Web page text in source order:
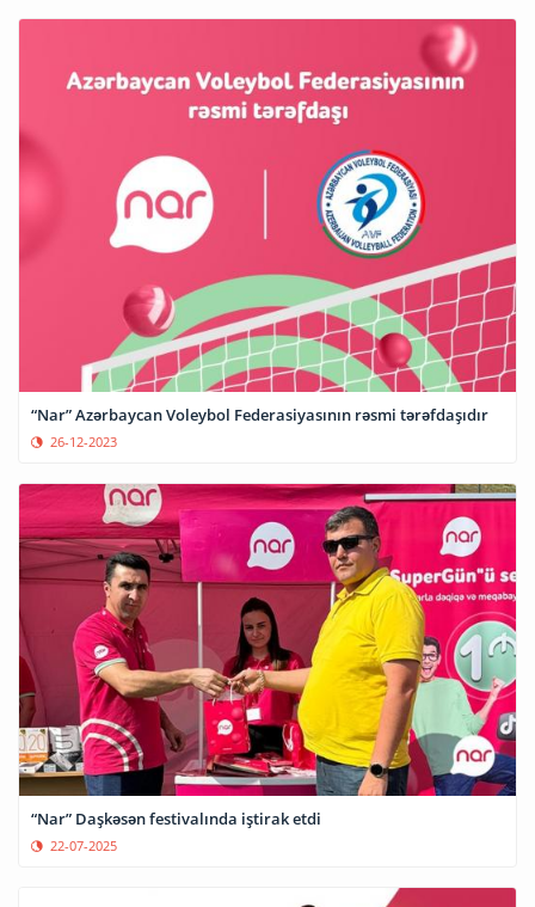
“Nar” Azərbaycan Voleybol Federasiyasının rəsmi tərəfdaşıdır
26-12-2023
“Nar” Daşkəsən festivalında iştirak etdi
22-07-2025